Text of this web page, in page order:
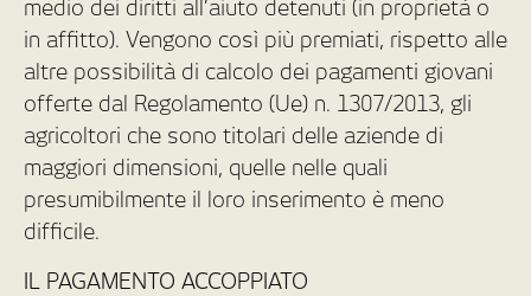
medio dei diritti all’aiuto detenuti (in proprietà o
in affitto). Vengono così più premiati, rispetto alle
altre possibilità di calcolo dei pagamenti giovani
offerte dal Regolamento (Ue) n. 1307/2013, gli
agricoltori che sono titolari delle aziende di
maggiori dimensioni, quelle nelle quali
presumibilmente il loro inserimento è meno
difficile.
IL PAGAMENTO ACCOPPIATO